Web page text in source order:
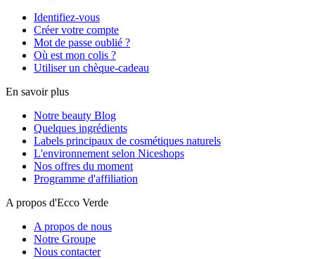
Identifiez-vous
Créer votre compte
Mot de passe oublié ?
Où est mon colis ?
Utiliser un chèque-cadeau
En savoir plus
Notre beauty Blog
Quelques ingrédients
Labels principaux de cosmétiques naturels
L'environnement selon Niceshops
Nos offres du moment
Programme d'affiliation
A propos d'Ecco Verde
A propos de nous
Notre Groupe
Nous contacter